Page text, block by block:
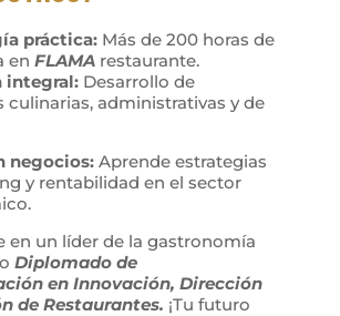
práctica: Más de 200 horas de
enFLAMA restaurante.
integral: Desarrollo de
culinarias, administrativas y de
negocios: Aprende estrategias
y rentabilidad en el sector
en un líder de la gastronomía
Diplomado de
en Innovación, Dirección
de Restaurantes. ¡Tu futuro